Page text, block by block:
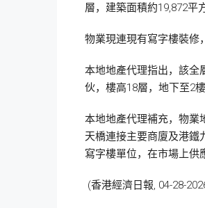
層，建築面積約19,872平
物業現連現有寫字樓裝修
本地地產代理指出，該全
伙，樓高18層，地下至2
本地地產代理補充，物業
天橋連接主要商廈及港鐵
寫字樓單位，在市場上供
(香港經濟日報, 04-28-